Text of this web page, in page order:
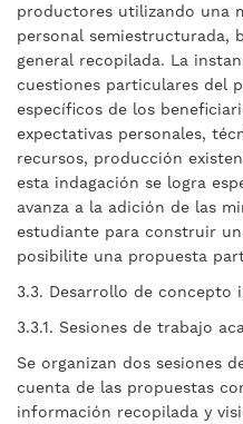
productores utilizando una
personal semiestructurada,
general recopilada. La
cuestiones particulares del
específicos de los
expectativas personales,
recursos, producción
esta indagación se logra
avanza a la adición de las
estudiante para construir
posibilite una propuesta
3.3. Desarrollo de concepto
3.3.1. Sesiones de trabajo
Se organizan dos sesiones
cuenta de las propuestas
información recopilada y